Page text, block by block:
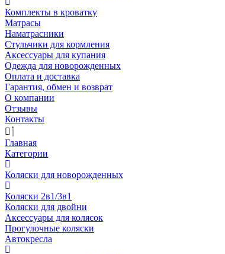
Комплекты в кроватку
Матрасы
Наматрасники
Стульчики для кормления
Аксессуары для купания
Одежда для новорожденных
Оплата и доставка
Гарантия, обмен и возврат
О компании
Отзывы
Контакты
Главная
Категории
Коляски для новорожденных
Коляски 2в1/3в1
Коляски для двойни
Аксессуары для колясок
Прогулочные коляски
Автокресла